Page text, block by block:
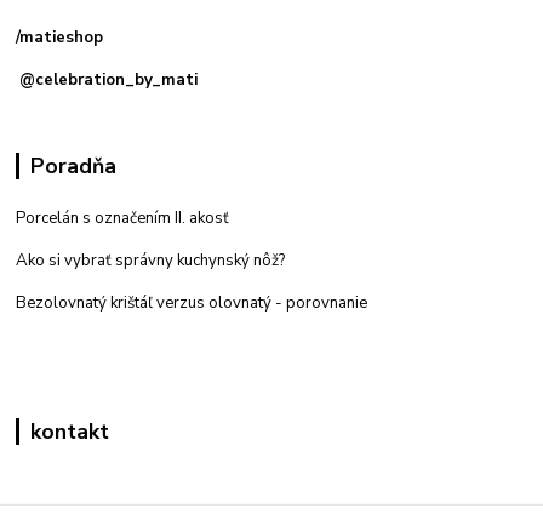
/matieshop
@celebration_by_mati
Poradňa
Porcelán s označením II. akosť
Ako si vybrať správny kuchynský nôž?
Bezolovnatý krištáľ verzus olovnatý - porovnanie
kontakt